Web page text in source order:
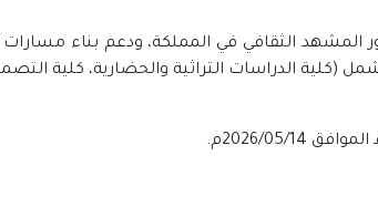
الثقافي في المملكة، ودعم بناء مسارات